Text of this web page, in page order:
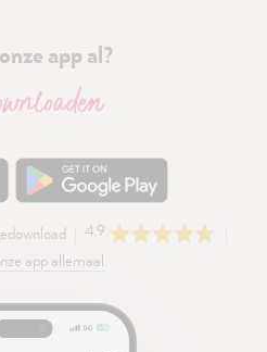
app al?
4.9
app allemaal